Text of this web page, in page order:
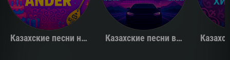
Казахские песни на день рождения Казахские песни в машину